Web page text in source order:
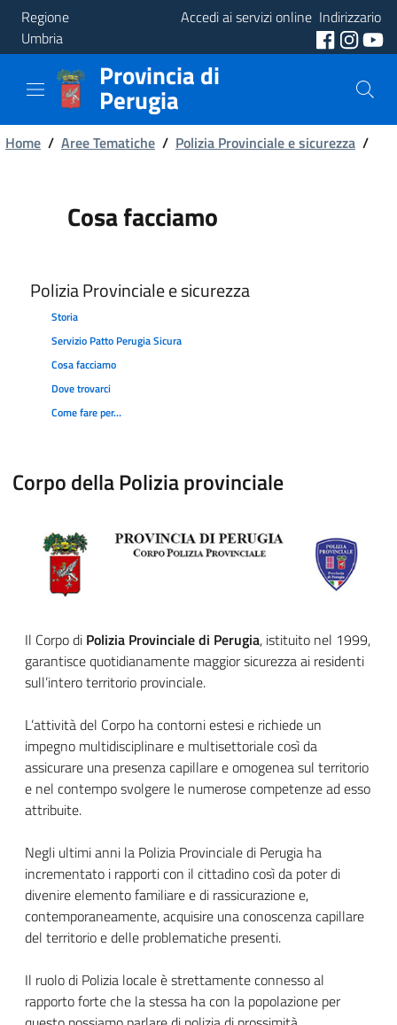
Regione
Umbria
Accedi ai servizi online Indirizzario
Provincia
Aree
Tematiche
Provincia di
Perugia
Briciole
Home / Aree Tematiche / Polizia Provinciale e sicurezza /
Cosa facciamo
Polizia Provinciale e sicurezza
Storia
Servizio Patto Perugia Sicura
Cosa facciamo
Dove trovarci
Come fare per…
Corpo della Polizia provinciale
Il Corpo di Polizia Provinciale di Perugia, istituito nel 1999,
garantisce quotidianamente maggior sicurezza ai residenti
sull’intero territorio provinciale.
L’attività del Corpo ha contorni estesi e richiede un
impegno multidisciplinare e multisettoriale così da
assicurare una presenza capillare e omogenea sul territorio
e nel contempo svolgere le numerose competenze ad esso
attribuite.
Negli ultimi anni la Polizia Provinciale di Perugia ha
incrementato i rapporti con il cittadino così da poter di
divenire elemento familiare e di rassicurazione e,
contemporaneamente, acquisire una conoscenza capillare
del territorio e delle problematiche presenti.
Il ruolo di Polizia locale è strettamente connesso al
rapporto forte che la stessa ha con la popolazione per